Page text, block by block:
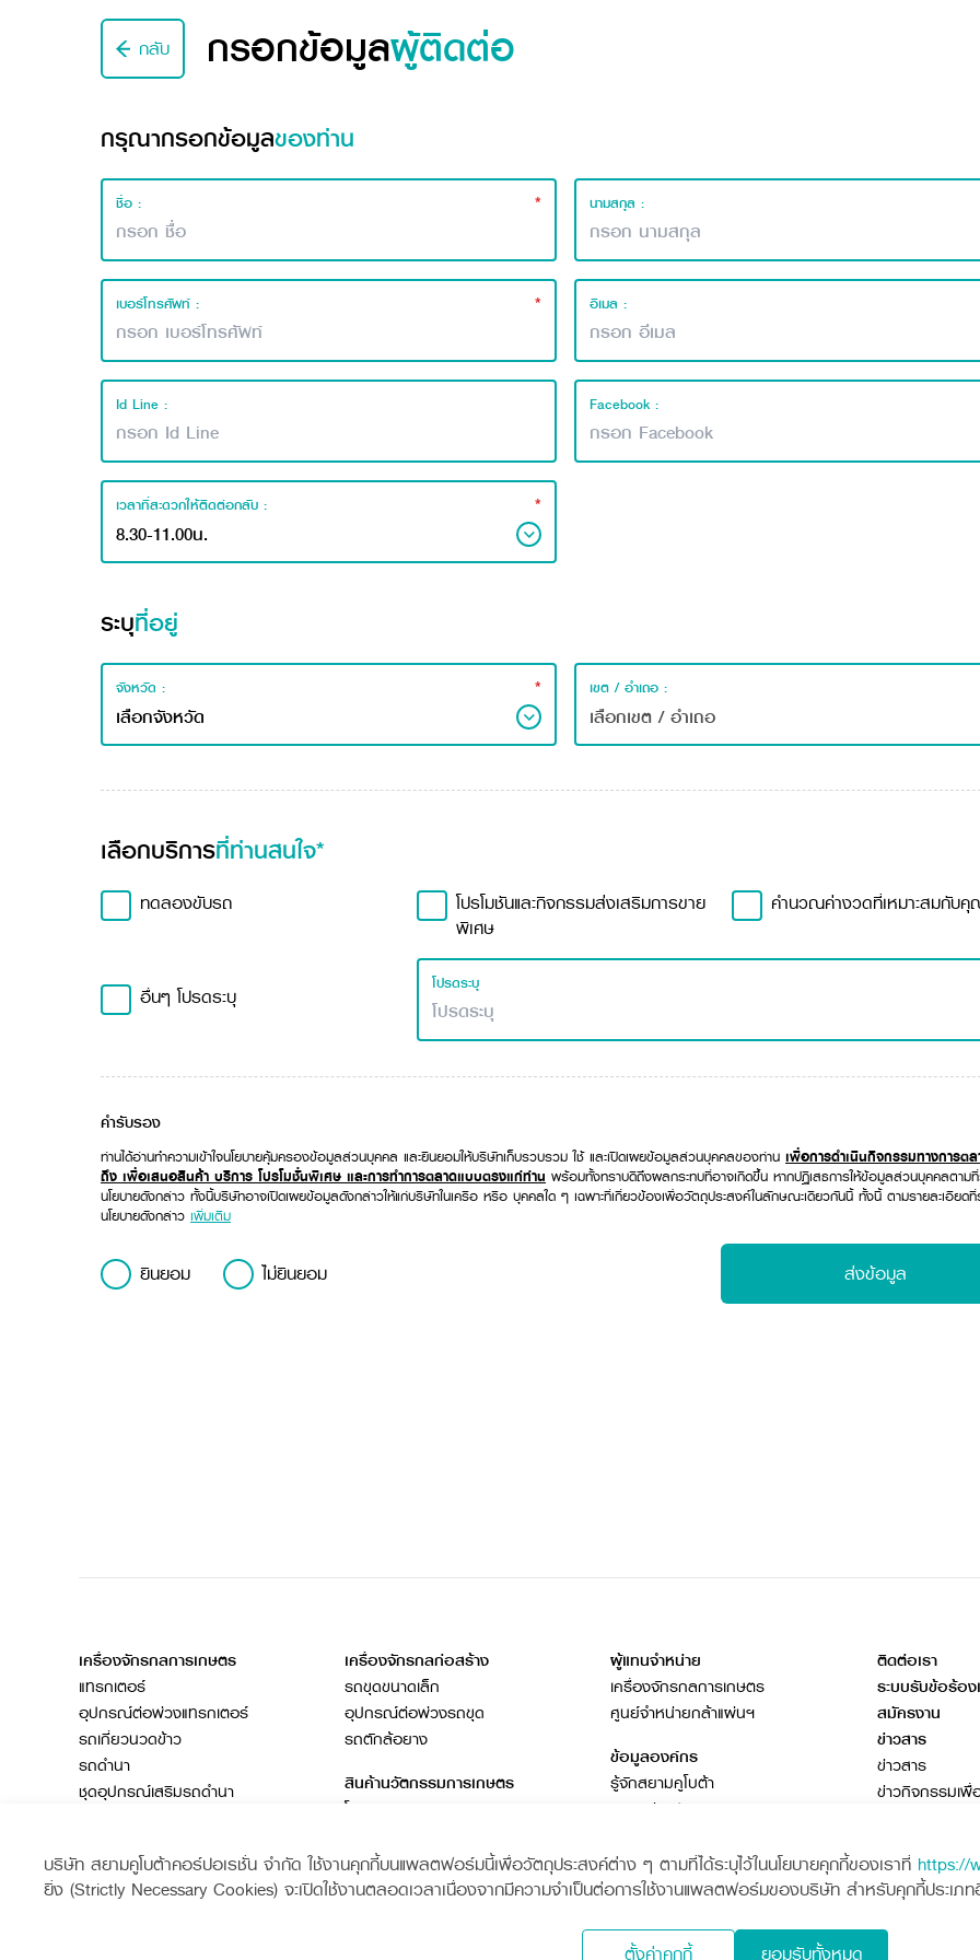
บริษัท สยามคูโบต้าคอร์ปอเรชั่น จำกัด ใช้งานคุกกี้บนแพลตฟอร์มนี้เพื่อวัตถุประสงค์ต่าง ๆ ตามที่ได้ระบุไว้ในนโยบายคุกกี้ของเราที่ https://
ยิ่ง (Strictly Necessary Cookies) จะเปิดใช้งานตลอดเวลาเนื่องจากมีความจำเป็นต่อการใช้งานแพลตฟอร์มของบริษัท สำหรับคุกกี้ประเ
ยอมรับทั้งหมด
ตั้งค่าคุกกี้
กลับ กรอกข้อมูลผู้ติดต่อ
กรุณากรอกข้อมูลของท่าน
ชื่อ : * นามสกุล :
เบอร์โทรศัพท์ : * อีเมล :
Id Line : Facebook :
เวลาที่สะดวกให้ติดต่อกลับ : *
ระบุที่อยู่
จังหวัด : * เขต / อำเถอ :
เลือกบริการที่ท่านสนใจ*
ทดลองขับรถ
โปรโมชันและกิจกรรมส่งเสริมการขาย
พิเศษ
คำนวณค่างวดที่เหมาะสมกับ
อื่นๆ โปรดระบุ โปรดระบุ
คำรับรอง
ท่านได้อ่านทำความเข้าใจนโยบายคุ้มครองข้อมูลส่วนบุคคล และยินยอมให้บริษัทเก็บรวบรวม ใช้ และเปิดเผยข้อมูลส่วนบุคคลของท่าน เพื่อการดำเนินกิจกรรมทางการต
ถึง เพื่อเสนอสินค้า บริการ โปรโมชั่นพิเศษ และการทำการตลาดแบบตรงแก่ท่าน พร้อมทั้งทราบดีถึงผลกระทบที่อาจเกิดขึ้น หากปฏิเสธการให้ข้อมูลส่วนบุคคลตามที่
นโยบายดังกล่าว ทั้งนี้บริษัทอาจเปิดเผยข้อมูลดังกล่าวให้แก่บริษัทในเครือ หรือ บุคคลใด ๆ เฉพาะที่เกี่ยวข้องเพื่อวัตถุประสงค์ในลักษณะเดียวกันนี้ ทั้งนี้ ตามรายละเอียดที่ร
นโยบายดังกล่าว เพิ่มเติม
ยินยอม ไม่ยินยอม ส่งข้อมูล
เครื่องจักรกลการเกษตร
แทรกเตอร์
อุปกรณ์ต่อพ่วงแทรกเตอร์
รถเกี่ยวนวดข้าว
รถดำนา
ชุดอุปกรณ์เสริมรถดำนา
สินค้าอื่น ๆ
เครื่องจักรกลก่อสร้าง
รถขุดขนาดเล็ก
อุปกรณ์ต่อพ่วงรถขุด
รถตักล้อยาง
สินค้านวัตกรรมการเกษตร
โดรนการเกษตร
ผู้แทนจำหน่าย
เครื่องจักรกลการเกษตร
ศูนย์จำหน่ายกล้าแผ่นฯ
ข้อมูลองค์กร
รู้จักสยามคูโบต้า
ธุรกิจต่างประเทศ
ติดต่อเรา
ระบบรับข้อร้อง
สมัครงาน
ข่าวสาร
ข่าวสาร
ข่าวกิจกรรมเ
วารสารออนไลน์
Siam Kubota